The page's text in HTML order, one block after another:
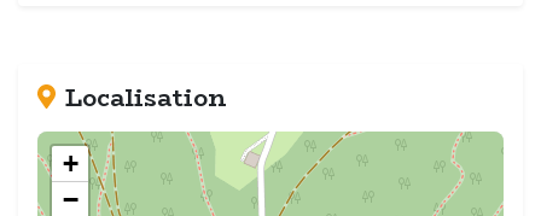
Localisation
+
−